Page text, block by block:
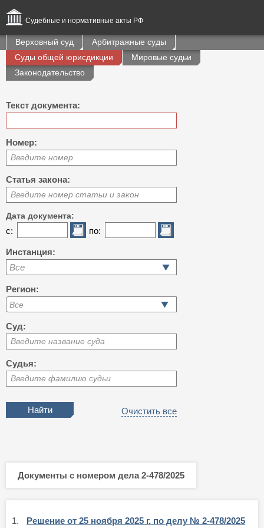
Судебные и нормативные акты РФ
Верховный суд
Арбитражные суды
Суды общей юрисдикции
Мировые судьи
Законодательство
Текст документа:
Номер:
Введите номер
Статья закона:
Введите номер статьи и закон
Дата документа:
с: по:
Инстанция:
Все
Регион:
Суд:
Введите название суда
Судья:
Введите фамилию судьи
Очистить все
Документы с номером дела 2-478/2025
1. Решение от 25 ноября 2025 г. по делу № 2-478/2025